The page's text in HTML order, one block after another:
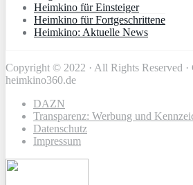
Heimkino für Einsteiger
Heimkino für Fortgeschrittene
Heimkino: Aktuelle News
Copyright © 2022 · All Rights Reserved
heimkino360.de
DAZN
Transparenz: Werbung und
Datenschutz
Impressum